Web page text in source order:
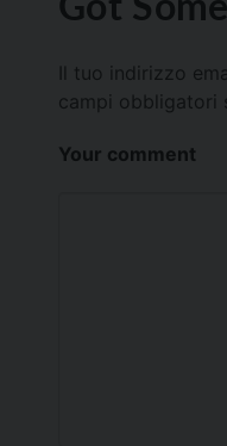
Il tuo indirizzo
campi obbligatori
Your comment